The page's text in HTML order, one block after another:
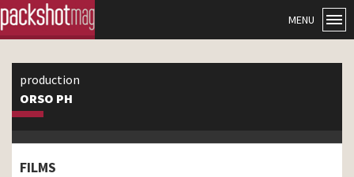
MENU
production
ORSO PH
FILMS